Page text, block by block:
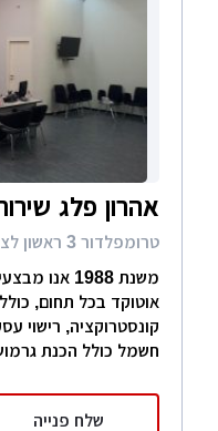
אהרון פלג
טרומפלדור 3 ראשון לציון
משנת 1988
אוטוקד בכל תחום,
קונסטרוקציה, רישוי
חשמל כולל הכנת
שלח פנייה